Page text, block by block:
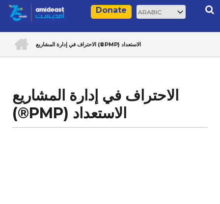
Skip
content
Donate
Select
your
Breadcrumb
الاحتراف في إدارة المشاريع (®PMP) الاستعداد
الاحتراف في إدارة المشاريع
(®PMP) الاستعداد